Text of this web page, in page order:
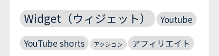
Widget（ウィジェット）
Youtube
YouTube shorts
アクション アフィリエイト